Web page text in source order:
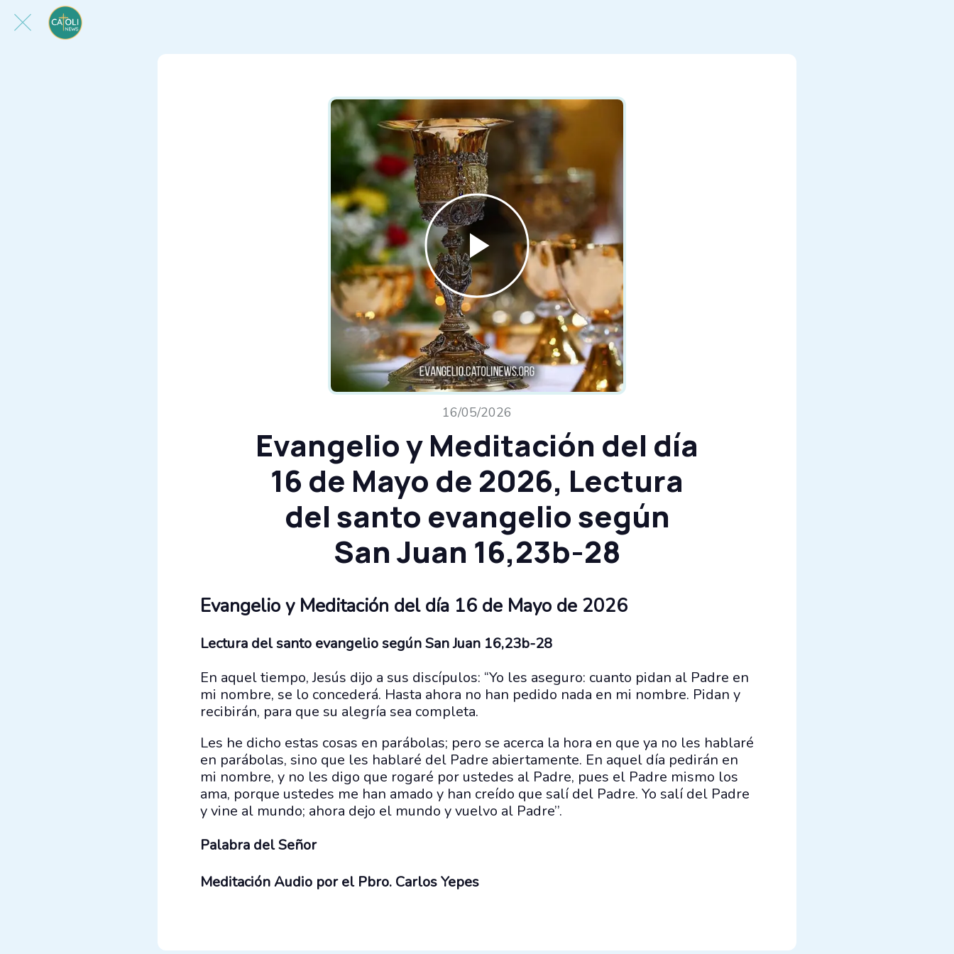
16/05/2026
Evangelio y Meditación del día
16 de Mayo de 2026, Lectura
del santo evangelio según
San Juan 16,23b-28
Evangelio y Meditación del día 16 de Mayo de 2026
Lectura del santo evangelio según San Juan 16,23b-28
En aquel tiempo, Jesús dijo a sus discípulos: “Yo les aseguro: cuanto pidan al Padre en
mi nombre, se lo concederá. Hasta ahora no han pedido nada en mi nombre. Pidan y
recibirán, para que su alegría sea completa.
Les he dicho estas cosas en parábolas; pero se acerca la hora en que ya no les hablaré
en parábolas, sino que les hablaré del Padre abiertamente. En aquel día pedirán en
mi nombre, y no les digo que rogaré por ustedes al Padre, pues el Padre mismo los
ama, porque ustedes me han amado y han creído que salí del Padre. Yo salí del Padre
y vine al mundo; ahora dejo el mundo y vuelvo al Padre’’.
Palabra del Señor
Meditación Audio por el Pbro. Carlos Yepes